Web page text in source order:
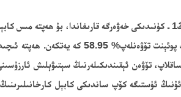
1 ـ كۈنىدىكى خەۋەرگە قارىغاندا، بۇ ھەپتە مىس
پىرسەنت پوئېنت تۆۋەنلەپ%
تۆۋەن ئېقىندىكىلەرنىڭ سېتىۋېلىش
ئۈستىگە كۆپ ساندىكى كابېل